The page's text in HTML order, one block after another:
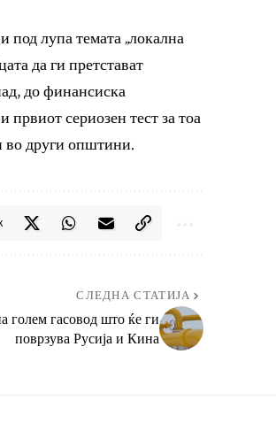
под лупа темата „локална
да ги претстават
до финансиска
сериозен тест за тоа
во други општини.
СЛЕДНА СТАТИЈА
голем гасовод што ќе ги
поврзува Русија и Кина